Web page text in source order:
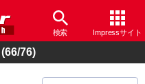
検索 Impressサイト
(66/76)